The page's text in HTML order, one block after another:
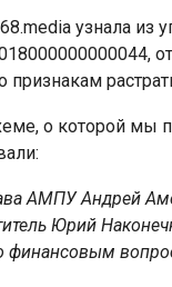
узнала из
признакам
о которой мы
АМПУ Андрей
Юрий
финансовым